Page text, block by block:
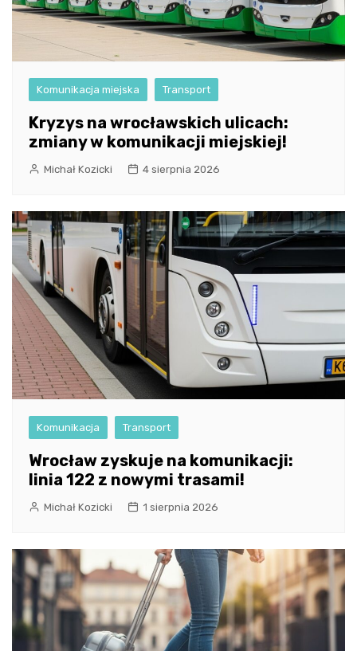
Komunikacja miejska Transport
Kryzys na wrocławskich ulicach:
zmiany w komunikacji miejskiej!
Michał Kozicki 4 sierpnia 2026
Komunikacja Transport
Wrocław zyskuje na komunikacji:
linia 122 z nowymi trasami!
Michał Kozicki 1 sierpnia 2026